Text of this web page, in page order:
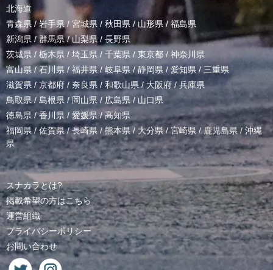
北海道
青森県 / 岩手県/ 宮城県 / 秋田県 / 山形県/ 福島県
新潟県 /群馬県/山梨県 / 長野県
茨城県 / 栃木県 / 埼玉県 / 千葉県 / 東京都 / 神奈川県
富山県 /石川県/福井県/岐阜県 / 静岡県 / 愛知県 / 三重県
滋賀県 / 京都府 / 奈良県 / 和歌山県/ 大阪府 /兵庫県
鳥取県/ 島根県 /岡山県/ 広島県 / 山口県
徳島県 /香川県 / 愛媛県/高知県
福岡県/佐賀県/長崎県 /熊本県/ 大分県/宮崎県 /鹿児島県 / 沖縄
県
スナカラとは?
掲載希望の方はこちら
運営組織
プライバシーポリシー
お問い合わせ